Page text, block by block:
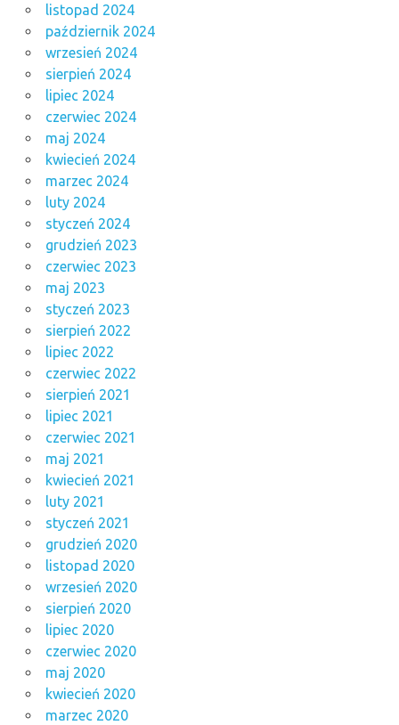
listopad 2024
październik 2024
wrzesień 2024
sierpień 2024
lipiec 2024
czerwiec 2024
maj 2024
kwiecień 2024
marzec 2024
luty 2024
styczeń 2024
grudzień 2023
czerwiec 2023
maj 2023
styczeń 2023
sierpień 2022
lipiec 2022
czerwiec 2022
sierpień 2021
lipiec 2021
czerwiec 2021
maj 2021
kwiecień 2021
luty 2021
styczeń 2021
grudzień 2020
listopad 2020
wrzesień 2020
sierpień 2020
lipiec 2020
czerwiec 2020
maj 2020
kwiecień 2020
marzec 2020